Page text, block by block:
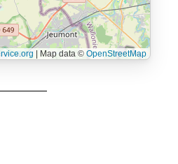
GPS souhaitant charger leurs
| Map data ©OpenStreetMap